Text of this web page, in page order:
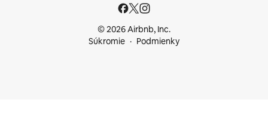
© 2026 Airbnb, Inc.
Súkromie
Podmienky